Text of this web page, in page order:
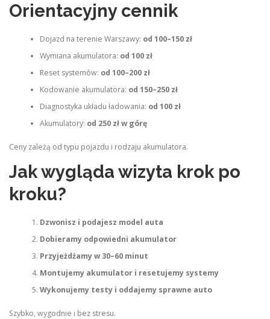
Orientacyjny cennik
Dojazd na terenie Warszawy: od 100–150 zł
Wymiana akumulatora: od 100 zł
Reset systemów: od 100–200 zł
Kodowanie akumulatora: od 150–250 zł
Diagnostyka układu ładowania: od 100 zł
Akumulatory: od 250 zł w górę
Ceny zależą od typu pojazdu i rodzaju akumulatora.
Jak wygląda wizyta krok po
kroku?
Dzwonisz i podajesz model auta
Dobieramy odpowiedni akumulator
Przyjeżdżamy w 30–60 minut
Montujemy akumulator i resetujemy systemy
Wykonujemy testy i oddajemy sprawne auto
Szybko, wygodnie i bez stresu.